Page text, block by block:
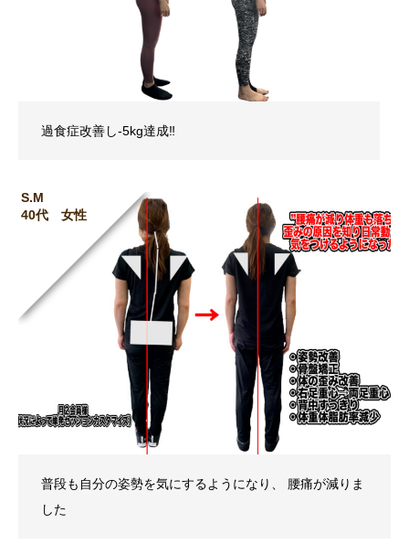
過食症改善し-5kg達成‼︎
S.M
40代 女性
普段も自分の姿勢を気にするようになり、 腰痛が減りま
した